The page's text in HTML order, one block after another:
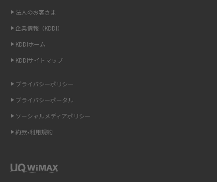
LINEの通知がこない時の原因と対処法9選！設定の確認手順も解説
スマホのウィジェットとは？iPhone・Androidの設定方法やおススメを紹
リプライ機能とは？LINE、X（旧Twitter）、Instagram、TikTokで送る方法
インスタのDMの送り方は？便利機能の使い方や注意点をわかりやすく解説
法人のお客さま
企業情報（KDDI）
KDDIホーム
KDDIサイトマップ
プライバシーポリシー
プライバシーポータル
ソーシャルメディアポリシー
約款•利用規約